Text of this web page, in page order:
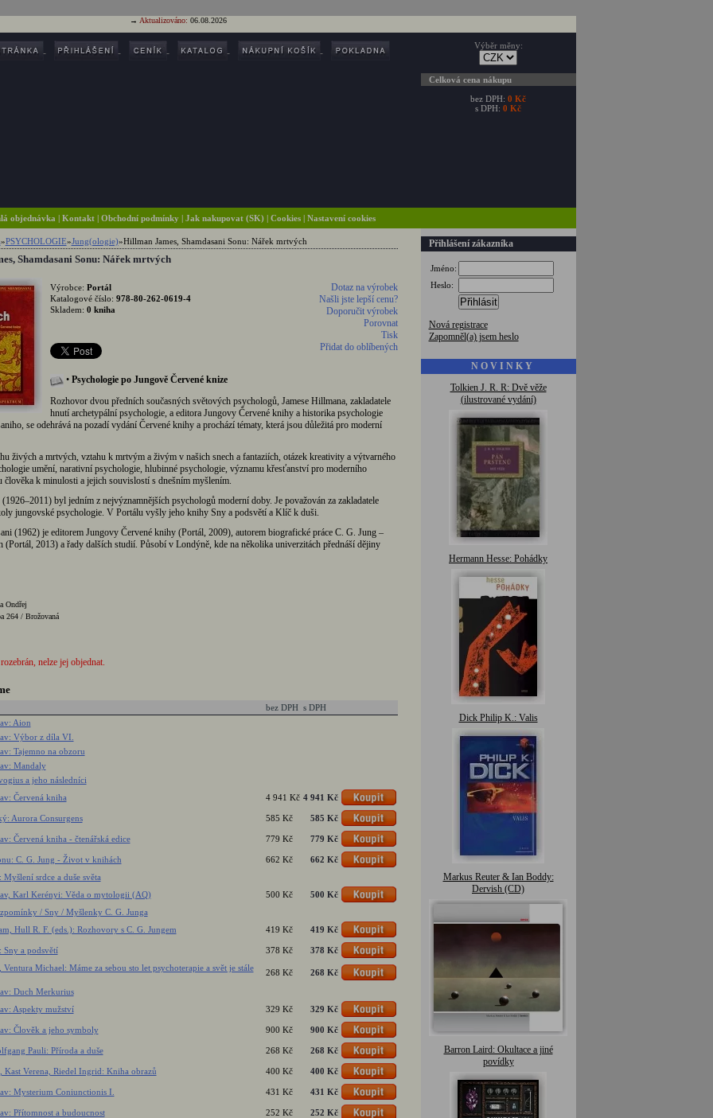
→ Aktualizováno: 06.08.2026
Výběr měny:
Celková cena nákupu
bez DPH: 0 Kč
s DPH: 0 Kč
objednávka | Kontakt | Obchodní podmínky | Jak nakupovat (SK) | Cookies | Nastavení cookies
»PSYCHOLOGIE»Jung(ologie)»Hillman James, Shamdasani Sonu: Nářek mrtvých
Shamdasani Sonu: Nářek mrtvých
Dotaz na výrobek
Našli jste lepší cenu?
Doporučit výrobek
Porovnat
Tisk
Přidat do oblíbených
Výrobce: Portál
Katalogové číslo: 978-80-262-0619-4
Skladem: 0 kniha
• Psychologie po Jungově Červené knize
Rozhovor dvou předních současných světových psychologů, Jamese Hillmana, zakladatele
hnutí archetypální psychologie, a editora Jungovy Červené knihy a historika psychologie
se odehrává na pozadí vydání Červené knihy a prochází tématy, která jsou důležitá pro moderní
živých a mrtvých, vztahu k mrtvým a živým v našich snech a fantaziích, otázek kreativity a výtvarného
umění, narativní psychologie, hlubinné psychologie, významu křesťanství pro moderního
člověka k minulosti a jejich souvislostí s dnešním myšlením.
byl jedním z nejvýznamnějších psychologů moderní doby. Je považován za zakladatele
jungovské psychologie. V Portálu vyšly jeho knihy Sny a podsvětí a Klíč k duši.
(1962) je editorem Jungovy Červené knihy (Portál, 2009), autorem biografické práce C. G. Jung –
(Portál, 2013) a řady dalších studií. Působí v Londýně, kde na několika univerzitách přednáší dějiny
Ondřej
264 / Brožovaná
nelze jej objednat.
bez DPH s DPH
Aion
Výbor z díla VI.
Tajemno na obzoru
Mandaly
a jeho následníci
Červená kniha
4 941 Kč 4 941 Kč
Aurora Consurgens 585 Kč 585 Kč
Červená kniha - čtenářská edice 779 Kč 779 Kč
C. G. Jung - Život v knihách 662 Kč
662 Kč
Myšlení srdce a duše světa
Karl Kerényi: Věda o mytologii (AQ)
500 Kč
500 Kč
/ Sny / Myšlenky C. G. Junga
Hull R. F. (eds.): Rozhovory s C. G. Jungem
419 Kč 419 Kč
Sny a podsvětí 378 Kč
378 Kč
Ventura Michael: Máme za sebou sto let psychoterapie a svět je stále
268 Kč
268 Kč
Duch Merkurius
Aspekty mužství
329 Kč 329 Kč
Člověk a jeho symboly 900 Kč 900 Kč
Pauli: Příroda a duše 268 Kč 268 Kč
Kast Verena, Riedel Ingrid: Kniha obrazů 400 Kč 400 Kč
Mysterium Coniunctionis I. 431 Kč 431 Kč
Přítomnost a budoucnost 252 Kč 252 Kč
Přihlášení zákazníka
Jméno:
Heslo:
Přihlásit
Nová registrace
Zapomněl(a) jsem heslo
N O V I N K Y
Tolkien J. R. R: Dvě věže
(ilustrované vydání)
Hermann Hesse: Pohádky
Dick Philip K.: Valis
Markus Reuter & Ian Boddy:
Dervish (CD)
Barron Laird: Okultace a jiné
povídky